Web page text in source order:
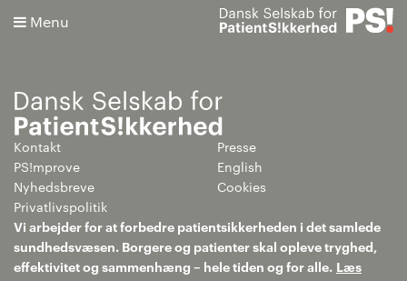
Menu
Søg
Avanceret søgning
Kontakt
Presse
PS!mprove
English
Nyhedsbreve
Cookies
Privatlivspolitik
Vi arbejder for at forbedre patientsikkerheden i det samlede
sundhedsvæsen. Borgere og patienter skal opleve tryghed,
effektivitet og sammenhæng – hele tiden og for alle. Læs